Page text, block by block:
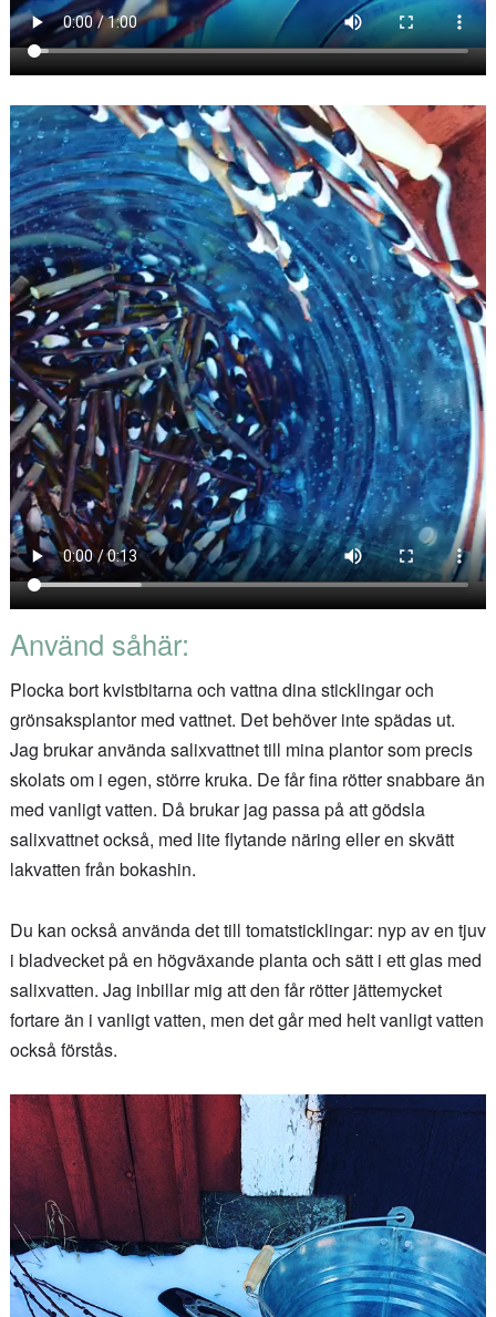
Använd såhär:
Plocka bort kvistbitarna och vattna dina sticklingar och
grönsaksplantor med vattnet. Det behöver inte spädas ut.
Jag brukar använda salixvattnet till mina plantor som precis
skolats om i egen, större kruka. De får fina rötter snabbare än
med vanligt vatten. Då brukar jag passa på att gödsla
salixvattnet också, med lite flytande näring eller en skvätt
lakvatten från bokashin.
Du kan också använda det till tomatsticklingar: nyp av en tjuv
i bladvecket på en högväxande planta och sätt i ett glas med
salixvatten. Jag inbillar mig att den får rötter jättemycket
fortare än i vanligt vatten, men det går med helt vanligt vatten
också förstås.